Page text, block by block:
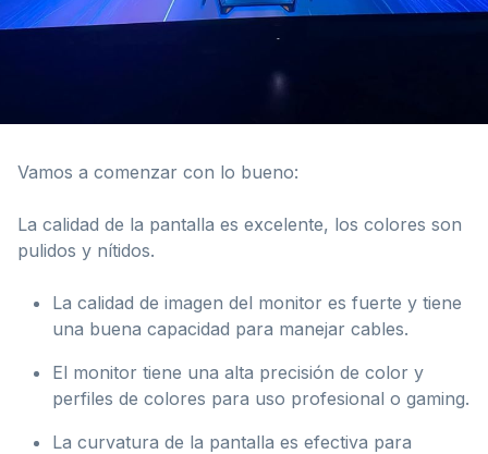
Vamos a comenzar con lo bueno:
La calidad de la pantalla es excelente, los colores son
pulidos y nítidos.
La calidad de imagen del monitor es fuerte y tiene
una buena capacidad para manejar cables.
El monitor tiene una alta precisión de color y
perfiles de colores para uso profesional o gaming.
La curvatura de la pantalla es efectiva para